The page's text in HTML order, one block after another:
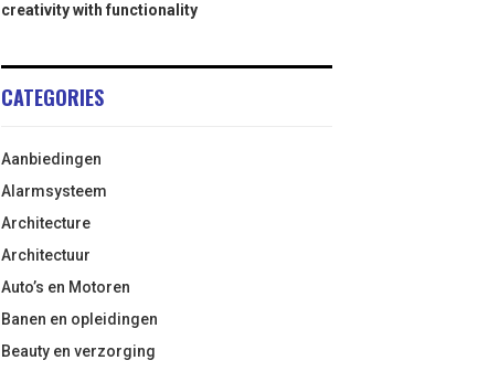
creativity with functionality
CATEGORIES
Aanbiedingen
Alarmsysteem
Architecture
Architectuur
Auto’s en Motoren
Banen en opleidingen
Beauty en verzorging